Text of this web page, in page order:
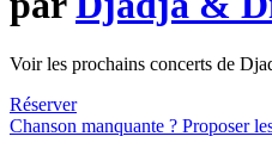
Voir les prochains concerts de
Réserver
Chanson manquante ? Proposer